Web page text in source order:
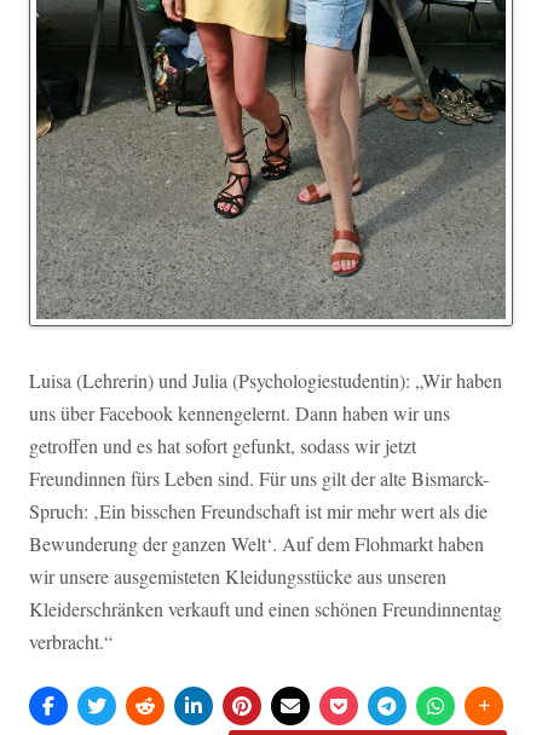
Luisa (Lehrerin) und Julia (Psychologiestudentin): „Wir haben
uns über Facebook kennengelernt. Dann haben wir uns
getroffen und es hat sofort gefunkt, sodass wir jetzt
Freundinnen fürs Leben sind. Für uns gilt der alte Bismarck-
Spruch: ‚Ein bisschen Freundschaft ist mir mehr wert als die
Bewunderung der ganzen Welt‘. Auf dem Flohmarkt haben
wir unsere ausgemisteten Kleidungsstücke aus unseren
Kleiderschränken verkauft und einen schönen Freundinnentag
verbracht.“